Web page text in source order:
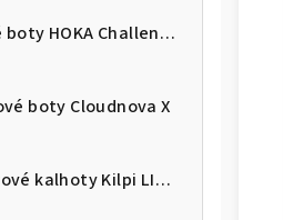
Pánské běžecké boty HOKA Challenger 8
boty Cloudnova X
Pánské outdoorové kalhoty Kilpi LIGNE-M